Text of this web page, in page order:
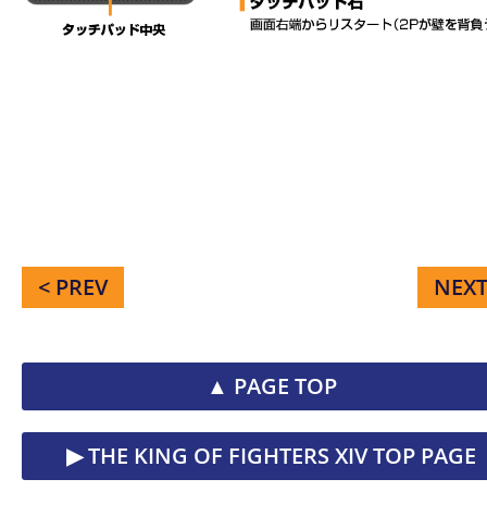
< PREV
▲ PAGE TOP
▶︎ THE KING OF FIGHTERS XIV TOP PAGE